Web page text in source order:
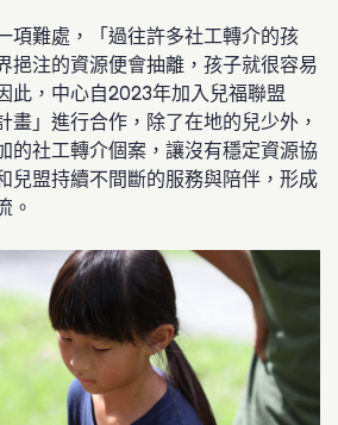
項難處，「過往許多社工轉介的孩
挹注的資源便會抽離，孩子就很容易
此，中心自2023年加入兒福聯盟
畫」進行合作，除了在地的兒少外，
的社工轉介個案，讓沒有穩定資源協
兒盟持續不間斷的服務與陪伴，形成
。